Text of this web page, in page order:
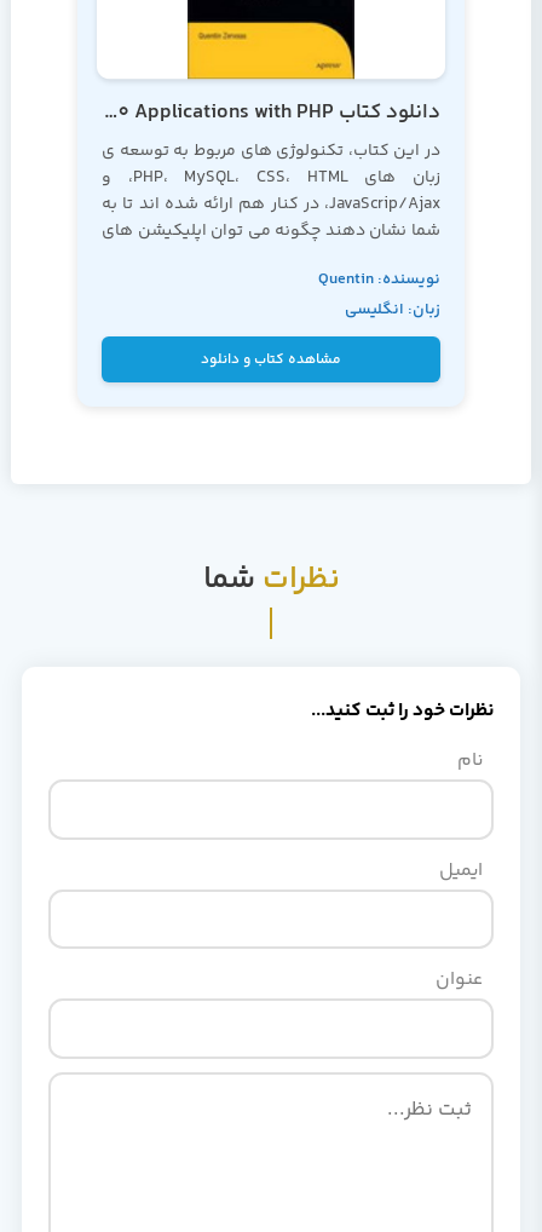
دانلود کتاب Practical Web 2.0 Applications with PHP
در این کتاب، تکنولوژی های مربوط به توسعه ی
زبان های PHP، MySQL، CSS، HTML، و
JavaScrip/Ajax، در کنار هم ارائه شده اند تا به
شما نشان دهند چگونه می توان اپلیکیشن های
نویسی گرفته تا اجرای نهایی کد، و بدون نیاز به
اصول غیر ضروری دیگر که عمدتا شما را به سمت
عقب سوق می دهند، ایجاد نمود.
نویسنده: Quentin
Zervaas
زبان: انگلیسی
مشاهده کتاب و دانلود
نظرات شما
نظرات خود را ثبت کنید...
نام
ایمیل
عنوان